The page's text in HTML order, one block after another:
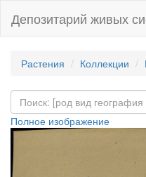
Депозитарий живых
Растения Коллекции
Полное изображение